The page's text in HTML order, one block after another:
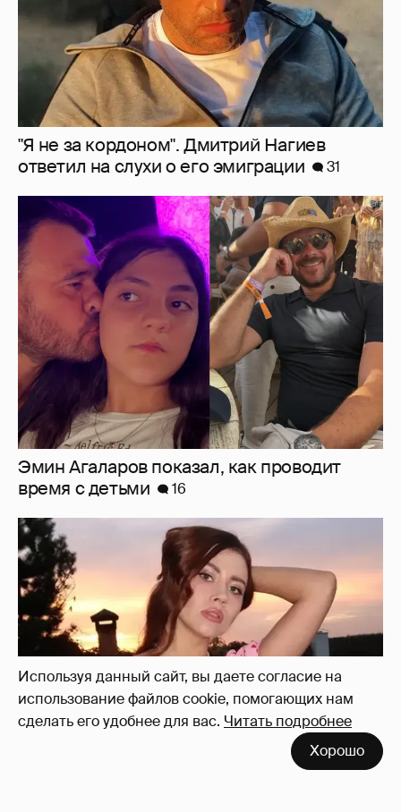
Используя данный сайт, вы даете согласие на
использование файлов cookie, помогающих нам
сделать его удобнее для вас. Читать подробнее
Хорошо
Эмин Агаларов показал, как проводит
время с детьми
16
"Мне искренне больно". Олеся Иванченко
ответила на критику в сети за поддержку
"Колобка"
37